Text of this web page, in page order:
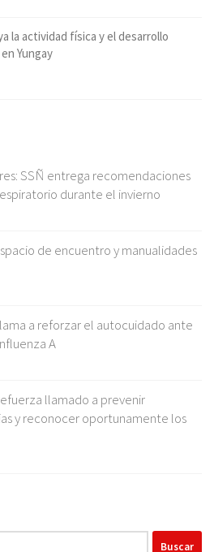
la actividad física y el desarrollo
Yungay
SSÑ entrega recomendaciones
durante el invierno
de encuentro y manualidades
a reforzar el autocuidado ante
A
llamado a prevenir
y reconocer oportunamente los